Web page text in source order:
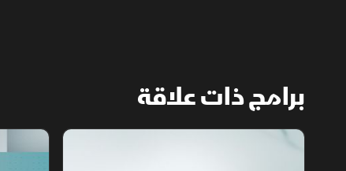
برامج ذات علاقة
مع الشرق الأوسط الخبر الآخر